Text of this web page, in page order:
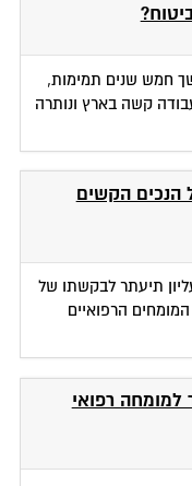
חמש שנים תמימות,
קשה בארץ ונותרה
הנכים הקשים
תיעתר לבקשתו של
הרפואיים
למומחה רפואי